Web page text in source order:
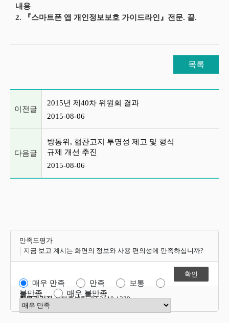
내용
2. 『스마트폰 앱 개인정보보호 가이드라인』전문. 끝.
목록
이전글
2015년 제40차 위원회 결과
2015-08-06
다음글
방통위, 협찬고지 투명성 제고 및 형식
규제 개선 추진
2015-08-06
만족도평가
지금 보고 계시는 화면의 정보와 사용 편의성에 만족하십니까?
매우 만족 만족
보통
불만족
매우 불만족
만족도 점수 선택
항목관리자정책홍보팀 02-2110-1339